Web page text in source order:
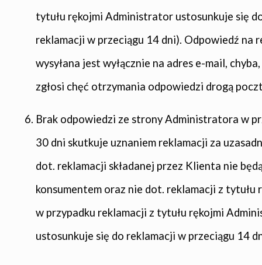
tytułu rękojmi Administrator ustosunkuje się
reklamacji w przeciągu 14 dni). Odpowiedź na
wysyłana jest wyłącznie na adres e-mail,
zgłosi chęć otrzymania odpowiedzi drogą
Brak odpowiedzi ze strony Administratora w
30 dni skutkuje uznaniem reklamacji za
dot. reklamacji składanej przez Klienta nie
konsumentem oraz nie dot. reklamacji z tytułu
w przypadku reklamacji z tytułu rękojmi
ustosunkuje się do reklamacji w przeciągu 14